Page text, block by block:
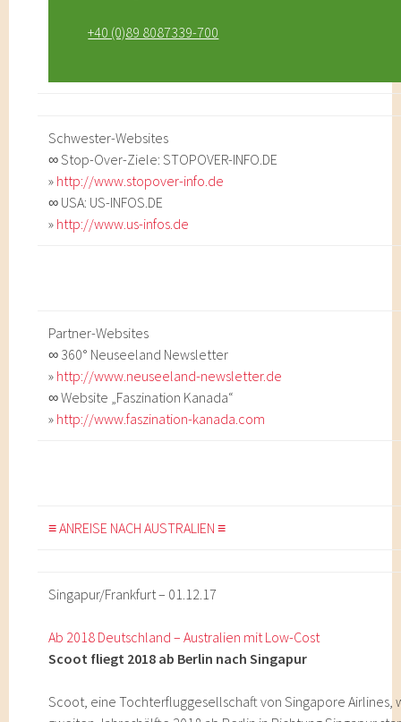
+40 (0)89 8087339-700
Schwester-Websites
∞ Stop-Over-Ziele: STOPOVER-INFO.DE
» http://www.stopover-info.de
∞ USA: US-INFOS.DE
» http://www.us-infos.de
Partner-Websites
∞ 360° Neuseeland Newsletter
» http://www.neuseeland-newsletter.de
∞ Website „Faszination Kanada“
» http://www.faszination-kanada.com
≡ ANREISE NACH AUSTRALIEN ≡
Singapur/Frankfurt – 01.12.17
Ab 2018 Deutschland – Australien mit Low-Cost
Scoot fliegt 2018 ab Berlin nach Singapur
Scoot, eine Tochterfluggesellschaft von Singapore Airlines,